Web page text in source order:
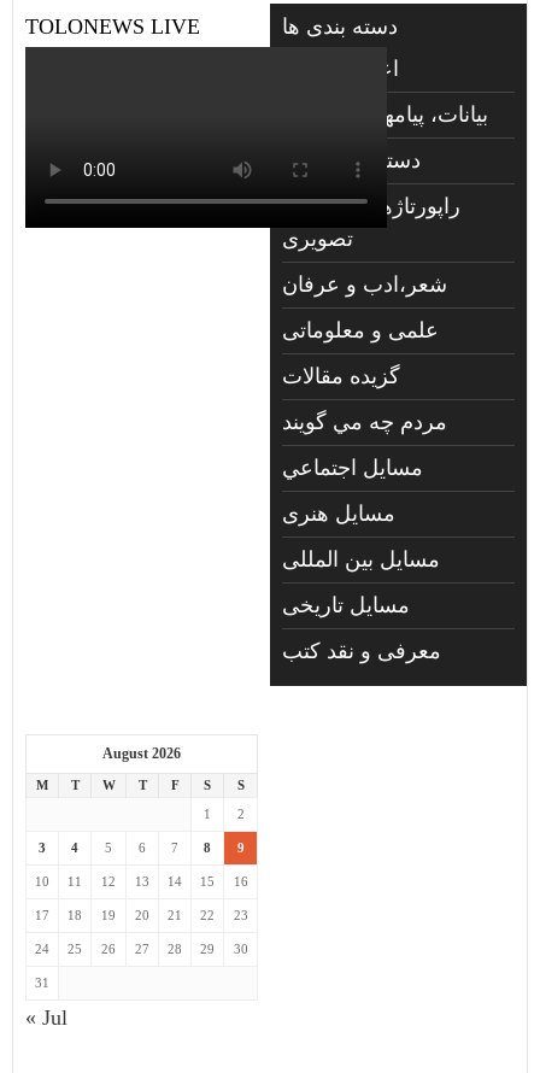
TOLONEWS LIVE
دسته بندی ها
اعلانات فوتی
بیانات، پیامها و گزارشها
دسته‌بندی نشده
راپورتاژهای صوتي و
تصويری
شعر،ادب و عرفان
علمی و معلوماتی
گزیده مقالات
مردم چه مي گويند
مسايل اجتماعي
مسايل هنری
مسایل بین المللی
مسایل تاریخی
معرفی و نقد کتب
August 2026
M T W T F S
S
1
2
3 4 5 6 7 8 9
10 11 12 13 14 15 16
17 18 19 20 21 22 23
24 25 26 27 28 29 30
31
« Jul